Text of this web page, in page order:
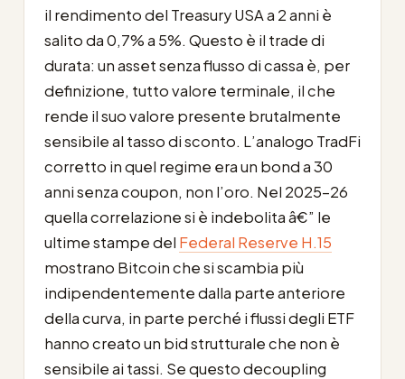
il rendimento del Treasury USA a 2 anni è
salito da 0,7% a 5%. Questo è il trade di
durata: un asset senza flusso di cassa è, per
definizione, tutto valore terminale, il che
rende il suo valore presente brutalmente
sensibile al tasso di sconto. L’analogo TradFi
corretto in quel regime era un bond a 30
anni senza coupon, non l’oro. Nel 2025-26
quella correlazione si è indebolita â€” le
ultime stampe del Federal Reserve H.15
mostrano Bitcoin che si scambia più
indipendentemente dalla parte anteriore
della curva, in parte perché i flussi degli ETF
hanno creato un bid strutturale che non è
sensibile ai tassi. Se questo decoupling